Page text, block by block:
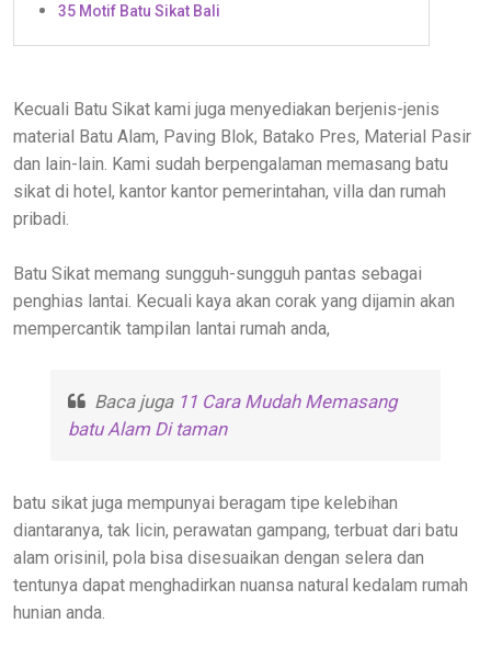
35 Motif Batu Sikat Bali
Kecuali Batu Sikat kami juga menyediakan berjenis-jenis
material Batu Alam, Paving Blok, Batako Pres, Material Pasir
dan lain-lain. Kami sudah berpengalaman memasang batu
sikat di hotel, kantor kantor pemerintahan, villa dan rumah
pribadi.
Batu Sikat memang sungguh-sungguh pantas sebagai
penghias lantai. Kecuali kaya akan corak yang dijamin akan
mempercantik tampilan lantai rumah anda,
Baca juga 11 Cara Mudah Memasang
batu Alam Di taman
batu sikat juga mempunyai beragam tipe kelebihan
diantaranya, tak licin, perawatan gampang, terbuat dari batu
alam orisinil, pola bisa disesuaikan dengan selera dan
tentunya dapat menghadirkan nuansa natural kedalam rumah
hunian anda.